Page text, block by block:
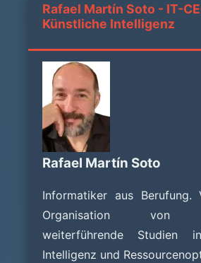
Rafael Martín Soto - IT-
Künstliche Intelligenz
Rafael Martín Soto
Informatiker aus Berufung.
Organisation von
weiterführende Studien
Intelligenz und